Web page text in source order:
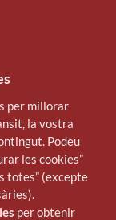
per millorar
la vostra
Podeu
les cookies”
totes” (excepte
per obtenir